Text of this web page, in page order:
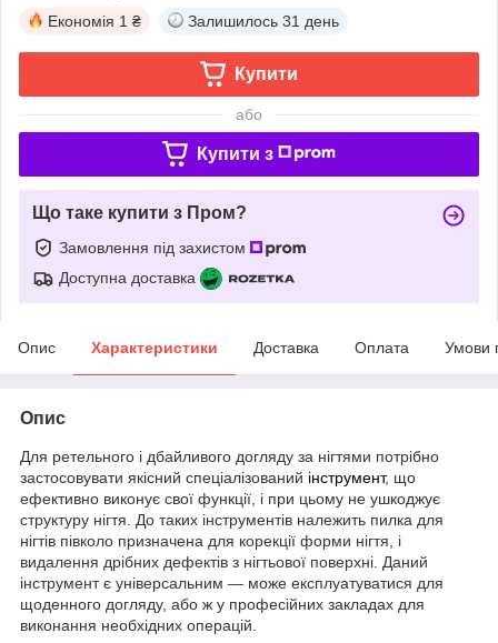
Економія 1 ₴ Залишилось 31 день
Купити
або
Купити з
Що таке купити з Пром?
Замовлення під захистом
Доступна доставка
Опис Характеристики Доставка Оплата Умови
Опис
Для ретельного і дбайливого догляду за нігтями потрібно
застосовувати якісний спеціалізований інструмент, що
ефективно виконує свої функції, і при цьому не ушкоджує
структуру нігтя. До таких інструментів належить пилка для
нігтів півколо призначена для корекції форми нігтя, і
видалення дрібних дефектів з нігтьової поверхні. Даний
інструмент є універсальним — може експлуатуватися для
щоденного догляду, або ж у професійних закладах для
виконання необхідних операцій.